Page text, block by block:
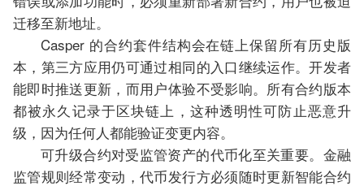
迁移至新地址。
Casper 的合约套件结构会在链上保留所有历史版
本，第三方应用仍可通过相同的入口继续运作。开发者
能即时推送更新，而用户体验不受影响。所有合约版本
都被永久记录于区块链上，这种透明性可防止恶意升
级，因为任何人都能验证变更内容。
可升级合约对受监管资产的代币化至关重要。金融
监管规则经常变动，代币发行方必须随时更新智能合约